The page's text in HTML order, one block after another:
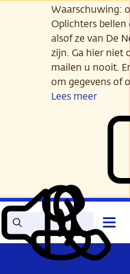
Waarschuwing:
Oplichters
alsof ze van De
zijn. Ga hier niet
mailen u nooit.
om gegevens of
Lees meer
Zoek Lees
voor
Mijn
DNB
Contact